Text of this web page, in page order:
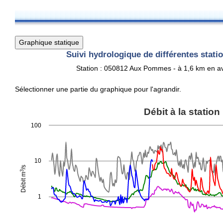
Suivi hydrologique de différentes
Station : 050812 Aux Pommes - à 1,6 km en
Sélectionner une partie du graphique pour l'agrandir.
Line chart with 6 lines.
The chart has 1 X axis displaying Time. Data ranges from 2025-
The chart has 1 Y axis displaying Débit m3 /s. Data ranges from
Débit à la station
Débit m
3
/s
1
10
100